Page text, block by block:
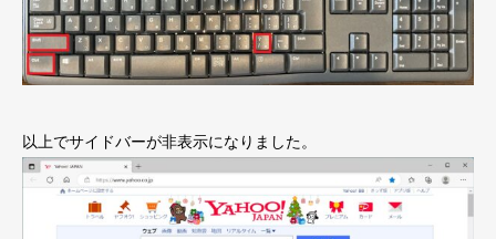
以上でサイドバーが非表示になりました。